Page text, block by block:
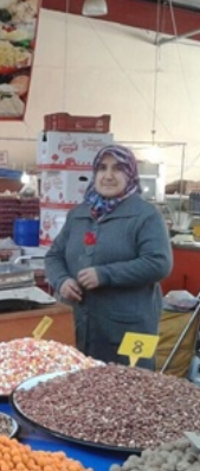
Sağlıklı